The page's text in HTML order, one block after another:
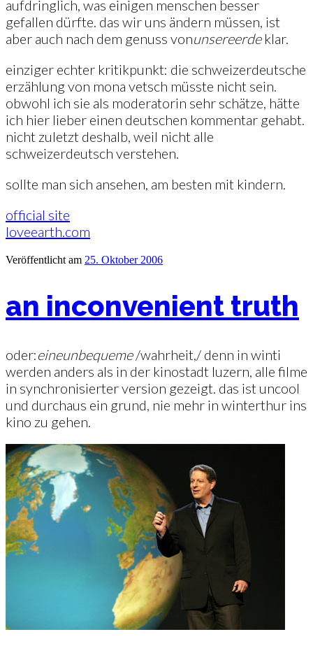
aufdringlich, was einigen menschen besser
gefallen dürfte. das wir uns ändern müssen, ist
aber auch nach dem genuss vonunsereerdeklar.
einziger echter kritikpunkt: die schweizerdeutsche
erzählung von mona vetsch müsste nicht sein.
obwohl ich sie als moderatorin sehr schätze, hätte
ich hier lieber einen deutschen kommentar gehabt.
nicht zuletzt deshalb, weil nicht alle
schweizerdeutsch verstehen.
sollte man sich ansehen, am besten mit kindern.
official site
loveearth.com
Veröffentlicht am 25. Oktober 2006
an inconvenient truth
oder:eineunbequeme/wahrheit,/ denn in winti
werden anders als in der kinostadt luzern, alle filme
in synchronisierter version gezeigt. das ist uncool
und durchaus ein grund, nie mehr in winterthur ins
kino zu gehen.